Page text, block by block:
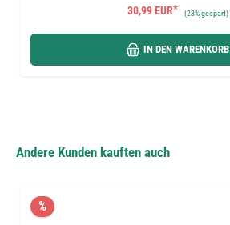
30,99 EUR* (23%gespart)
IN DEN WARENKORB
Andere Kunden kauften auch
%